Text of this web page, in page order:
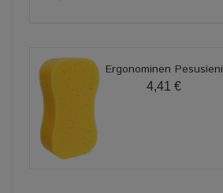
Ergonominen Pesusieni
4,41 €